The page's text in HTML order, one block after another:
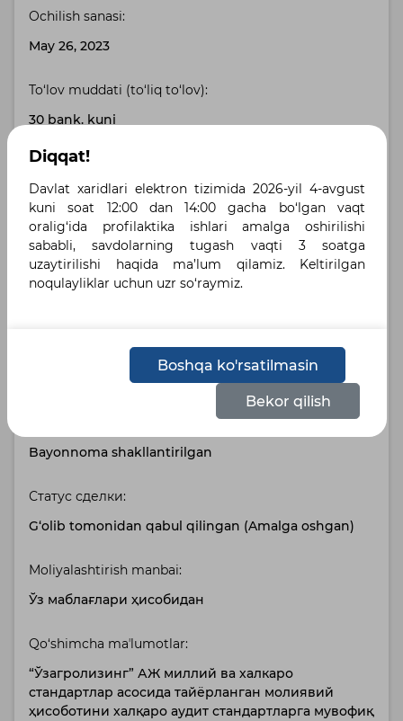
Ochilish sanasi:
May 26, 2023
To‘lov muddati (to‘liq to‘lov):
30 bank. kuni
Buyurtmachi manzili:
Toshkent shahri, Toshkent shahri , улица Бабура,
дом 42А
Yetkazib berish manzili:
город Ташкент, Яккасарайский район , улица
Belgilangan tillar :
Bayonnoma shakllantirilgan
Статус сделки:
G‘olib tomonidan qabul qilingan (Amalga oshgan)
Moliyalashtirish manbai:
Ўз маблағлари ҳисобидан
Qo‘shimcha maʼlumotlar:
“Ўзагролизинг” АЖ миллий ва халкаро
стандартлар асосида тайёрланган молиявий
ҳисоботини халқаро аудит стандартларга мувофиқ
Diqqat!
Davlat xaridlari elektron tizimida 2026-yil 4-avgust
kuni soat 12:00 dan 14:00 gacha bo‘lgan vaqt
oralig‘ida profilaktika ishlari amalga oshirilishi
sababli, savdolarning tugash vaqti 3 soatga
uzaytirilishi haqida ma’lum qilamiz. Keltirilgan
noqulayliklar uchun uzr so‘raymiz.
Boshqa ko'rsatilmasin
Bekor qilish